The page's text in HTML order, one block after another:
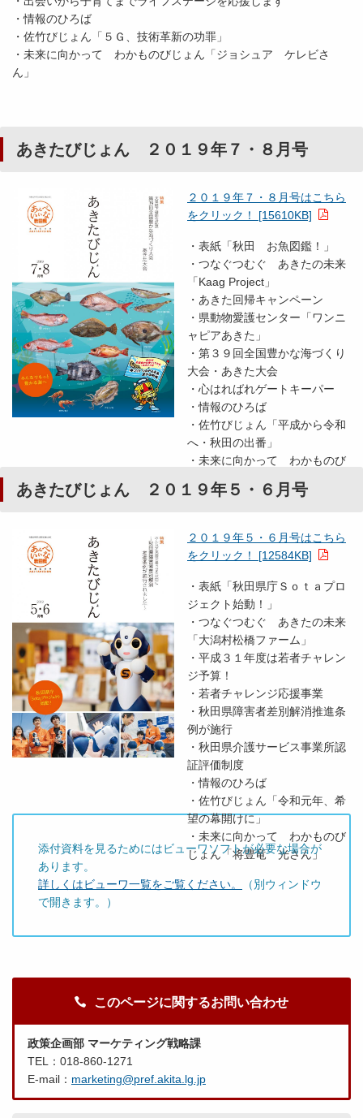
・情報のひろば
・佐竹びじょん「５Ｇ、技術革新の功罪」
・未来に向かって わかものびじょん「ジョシュア ケレビさ
ん」
あきたびじょん ２０１９年７・８月号
２０１９年７・８月号はこちら
をクリック！ [15610KB]
・表紙「秋田 お魚図鑑！」
・つなぐつむぐ あきたの未来
「Kaag Project」
・あきた回帰キャンペーン
・県動物愛護センター「ワンニ
ャピアあきた」
・第３９回全国豊かな海づくり
大会・あきた大会
・心はればれゲートキーパー
・情報のひろば
・佐竹びじょん「平成から令和
へ・秋田の出番」
・未来に向かって わかものび
あきたびじょん ２０１９年５・６月号
２０１９年５・６月号はこちら
をクリック！ [12584KB]
・表紙「秋田県庁Ｓｏｔａプロ
ジェクト始動！」
・つなぐつむぐ あきたの未来
「大潟村松橋ファーム」
・平成３１年度は若者チャレン
ジ予算！
・若者チャレンジ応援事業
・秋田県障害者差別解消推進条
例が施行
・秋田県介護サービス事業所認
証評価制度
・情報のひろば
・佐竹びじょん「令和元年、希
望の幕開けに」
・未来に向かって わかものび
じょん「将豊竜 光さん」
添付資料を見るためにはビューワソフトが必要な場合が
あります。
詳しくはビューワ一覧をご覧ください。
（別ウィンドウ
で開きます。）
このページに関するお問い合わせ
政策企画部 マーケティング戦略課
TEL：018-860-1271
E-mail： marketing@pref.akita.lg.jp